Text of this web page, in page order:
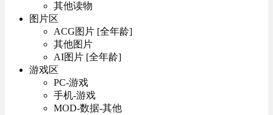
其他读物
图片区
ACG图片 [全年龄]
其他图片
AI图片 [全年龄]
游戏区
PC-游戏
手机-游戏
MOD-数据-其他